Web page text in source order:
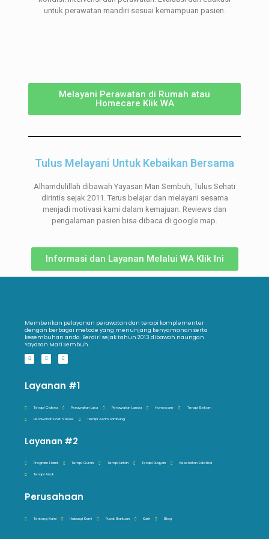
untuk perawatan mandiri sesuai kemampuan pasien.
Melayani Perawatan di Rumah atau
Homecare Klik WA
Tulus Melayani Untuk Kebaikan Bersama
Alhamdulillah dibawah Yayasan Mari Sembuh, Tulus Sehati
dirintis sejak 2011. Terus belajar dan melayani sesama
menjadi motivasi kami dalam kemajuan. Reviews dan
pengalaman pasien bisa dibaca di google map.
Informasi dan Layanan Melalui WA Klik Ini
Memberikan pelayanan perawatan dan terapi komplementer
dengan berbagai metode yang menunjang kenyamanan serta
kesembuhan anda. Berdiri sejak tahun 2013 dibawah naungan
Yayasan Mari Sembuh.
Layanan #1
Terapi Cidera Perawatan Luka Perawatan Lansia Homecare Terapi Bekam
Perawatan Post Stroke Terapi Asam Lambung
Layanan #2
Program Hamil Terapi Gurah Terapi Lintah Terapi Ruqyah Kesehatan Estetika
Terapi Anak
Perusahaan
Tentang Kami Hubungi Kami Pusat Bantuan Karir Blog